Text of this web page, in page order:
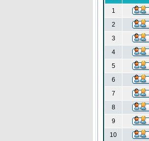
1
2
3
4
5
6
7
8
9
10